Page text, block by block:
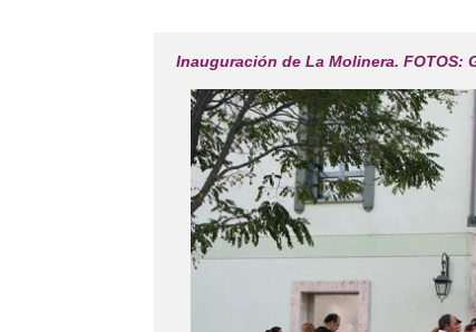
Inauguración de La Molinera. FOTOS: